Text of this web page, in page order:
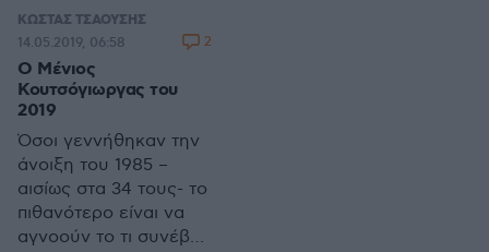
δυνάμει του
κομματικού
ακροατηρίου της
«Ελλάδας των
πολλών». Και αφού
είναι πολλοί και πρέπει
να μείνουν και πολλοί ,
ε κάτι πρέπει να
λάβουν εις
ανταπόδοση…
ΚΩΣΤΑΣ ΤΣΑΟΥΣΗΣ
Ο Μένιος
Κουτσόγιωργας του
2019
Όσοι γεννήθηκαν την
άνοιξη του 1985 –
αισίως στα 34 τους- το
πιθανότερο είναι να
αγνοούν το τι συνέβη
14.05.2019, 06:58 2